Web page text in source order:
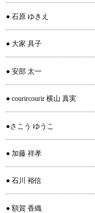
● 石原 ゆきえ
● 大家 具子
● 安部 太一
● courircourir 横山 真実
●さこう ゆうこ
● 加藤 祥孝
● 石川 裕信
● 額賀 香織